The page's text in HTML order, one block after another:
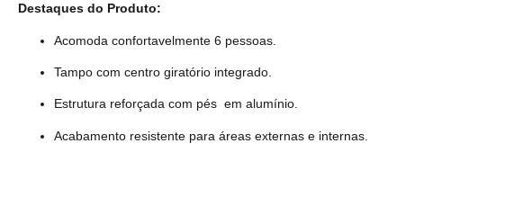
Destaques do Produto:
Acomoda confortavelmente 6 pessoas.
Tampo com centro giratório integrado.
Estrutura reforçada com pés em alumínio.
Acabamento resistente para áreas externas e internas.